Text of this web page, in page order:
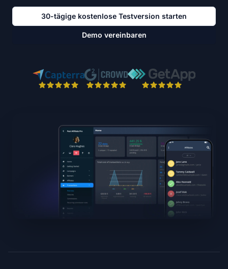
30-tägige kostenlose Testversion starten
Demo vereinbaren